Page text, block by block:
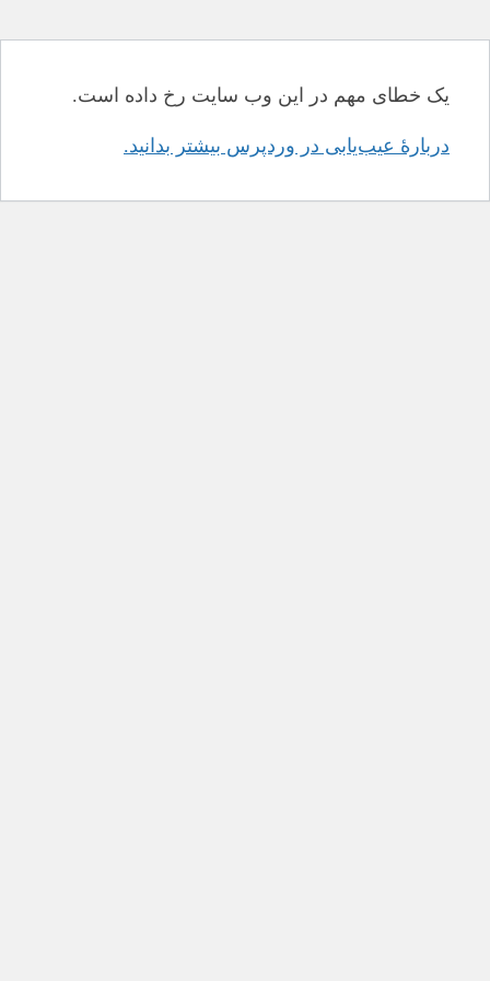
یک خطای مهم در این وب سایت رخ داده است.
دربارهٔ عیب‌یابی در وردپرس بیشتر بدانید.